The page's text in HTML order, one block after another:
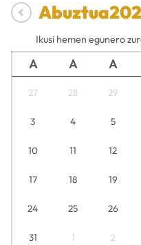
Abuztua
Ikusi hemen egunero
A A A
27 28 29
3 4 5
10 11 12
17 18 19
24 25 26
31 1 2